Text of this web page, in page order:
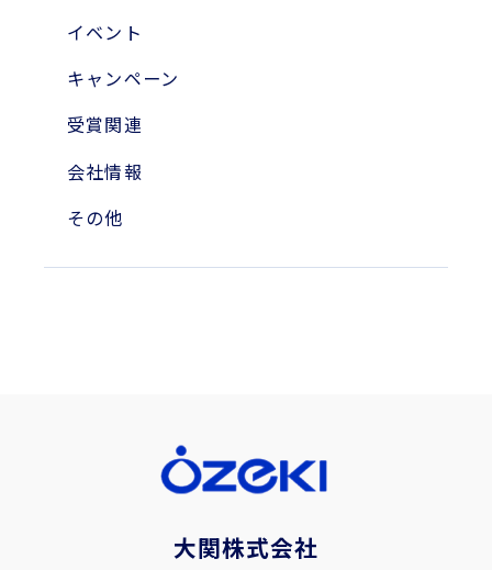
2010年
2004年
イベント
キャンペーン
受賞関連
会社情報
その他
大関株式会社